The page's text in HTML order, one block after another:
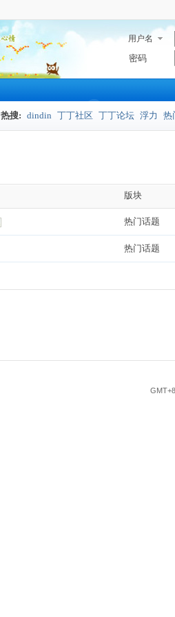
用户名
密码
热搜: dindin 丁丁社区 丁丁论坛 浮力 热
版块
热门话题
热门话题